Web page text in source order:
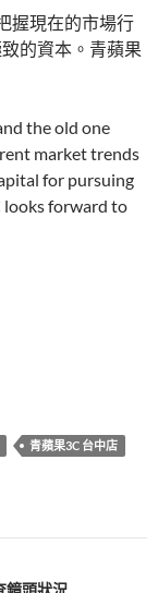
握現在的市場行
的資本。青蘋果
the old one
market trends
for pursuing
looks forward to
青蘋果3C 台中店
鏡頭狀況